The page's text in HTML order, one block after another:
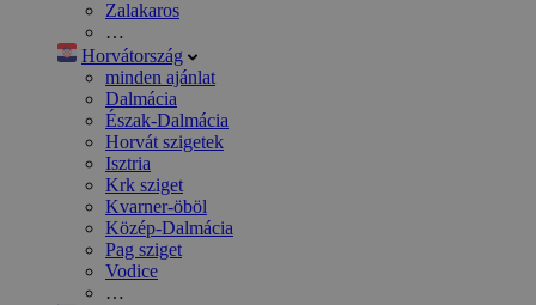
Zalakaros
…
Horvátország
minden ajánlat
Dalmácia
Észak-Dalmácia
Horvát szigetek
Isztria
Krk sziget
Kvarner-öböl
Közép-Dalmácia
Pag sziget
Vodice
…